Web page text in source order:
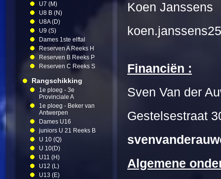
U7 (M)
U8 B (N)
U8A (D)
U9 (S)
Dames 1ste elftal
Reserven A Reeks H
Reserven B Reeks P
Reserven C Reeks S
Rangschikking
1e ploeg - 3e
Provinciale A
1e ploeg - Beker van
Antwerpen
Dames U16
juniors U 21 Reeks B
U 10 (Q)
U 10(D)
U11 (H)
U12 (L)
U13 (E)
Koen
Financiën :
Sven Van der
Gestelsestraat
Algemene